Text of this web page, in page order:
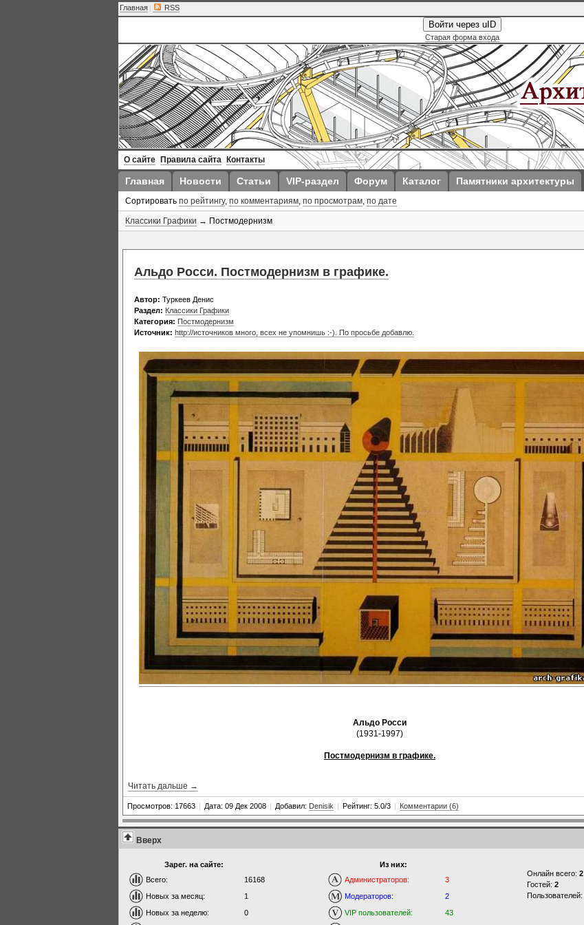
Главная | RSS
Войти через uID
Старая форма входа
О сайте Правила сайта Контакты
Главная Новости Статьи VIP-раздел Форум Каталог Памятники архитектуры
Сортировать по рейтингу, по комментариям, по просмотрам, по дате
Классики Графики → Постмодернизм
Альдо Росси. Постмодернизм в графике.
Автор: Туркеев Денис
Раздел: Классики Графики
Категория: Постмодернизм
Источник: http://источников много, всех не упомнишь :-). По просьбе добавлю.
Альдо Росси
(1931-1997)
Постмодернизм в графике.
Читать дальше →
Просмотров: 17663 | Дата: 09 Дек 2008 | Добавил: Denisik | Рейтинг: 5.0/3 | Комментарии (6)
Вверх
Зарег. на сайте:
Всего:
16168
Новых за месяц:
1
Новых за неделю:
0
Из них:
Администраторов:
3
Модераторов:
2
VIP пользователей:
43
Онлайн всего: 2
Гостей: 2
Пользователей: